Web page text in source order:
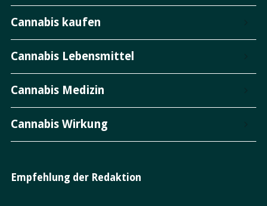
Cannabis kaufen
Cannabis Lebensmittel
Cannabis Medizin
Cannabis Wirkung
Empfehlung der Redaktion